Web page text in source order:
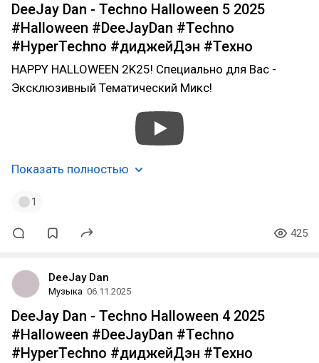
DeeJay Dan - Techno Halloween 5 2025
#Halloween #DeeJayDan #Techno
#HyperTechno #диджейДэн #Техно
HAPPY HALLOWEEN 2K25! Специально для Вас -
Эксклюзивный Тематический Микс!
Показать полностью
1
425
DeeJay Dan
Музыка 06.11.2025
DeeJay Dan - Techno Halloween 4 2025
#Halloween #DeeJayDan #Techno
#HyperTechno #диджейДэн #Техно